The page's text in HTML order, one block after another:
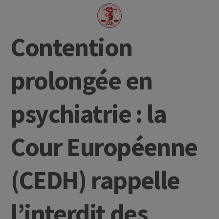
Contention
prolongée en
psychiatrie : la
Cour Européenne
(CEDH) rappelle